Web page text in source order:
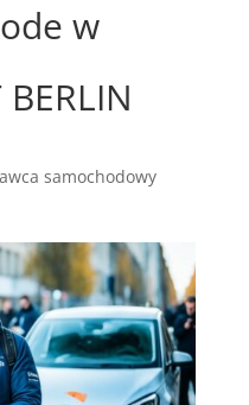
w
BERLIN
samochodowy